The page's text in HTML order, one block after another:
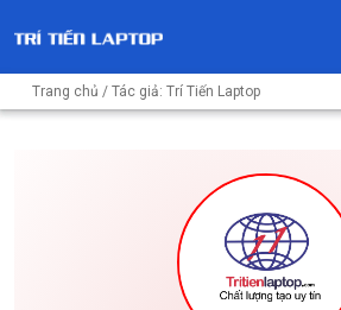
Trang chủ / Tác giả: Trí Tiến Laptop